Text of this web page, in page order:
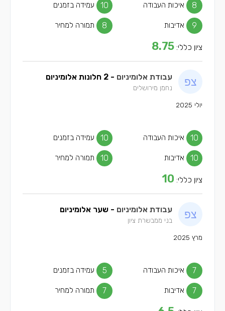
איכות העבודה 8 עמידה בזמנים 10
אדיבות 9 תמורה למחיר 8
ציון כללי: 8.75
עבודת אלומיניום - 2 חלונות אלומיניום
נחמן מירושלים
יולי 2025
איכות העבודה 10 עמידה בזמנים 10
אדיבות 10 תמורה למחיר 10
ציון כללי: 10
עבודת אלומיניום - שער אלומיניום
בני ממבשרת ציון
מרץ 2025
איכות העבודה 7 עמידה בזמנים 5
אדיבות 7 תמורה למחיר 7